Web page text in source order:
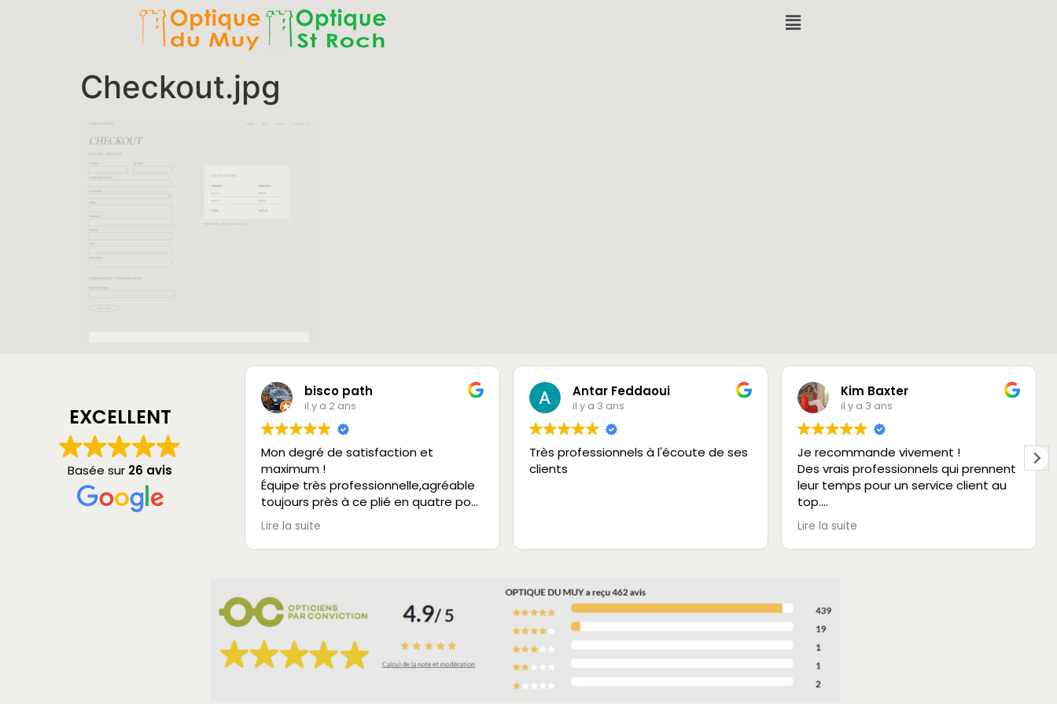
Checkout.jpg
EXCELLENT
Basée sur 26 avis
bisco path
il y a 2 ans
Mon degré de satisfaction et
maximum !
Équipe très professionnelle,agréable
toujours près à ce plié en quatre pour
vous rendre service.
Je recommande à 200%.
Lire la suite
Antar Feddaoui
il y a 3 ans
Très professionnels à l'écoute de ses
clients
Kim Baxter
il y a 3 ans
Je recommande vivement !
Des vrais professionnels qui prennent
leur temps pour un service client au
top.
Très rassurant et aucun détail n’est
négligé.
Un bon choix de lunettes dans deux
Lire la suite